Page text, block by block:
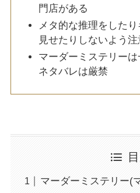
門店がある
メタ的な推理をした
見せたりしないよう注
マーダーミステリー
ネタバレは厳禁
マーダーミステリー(